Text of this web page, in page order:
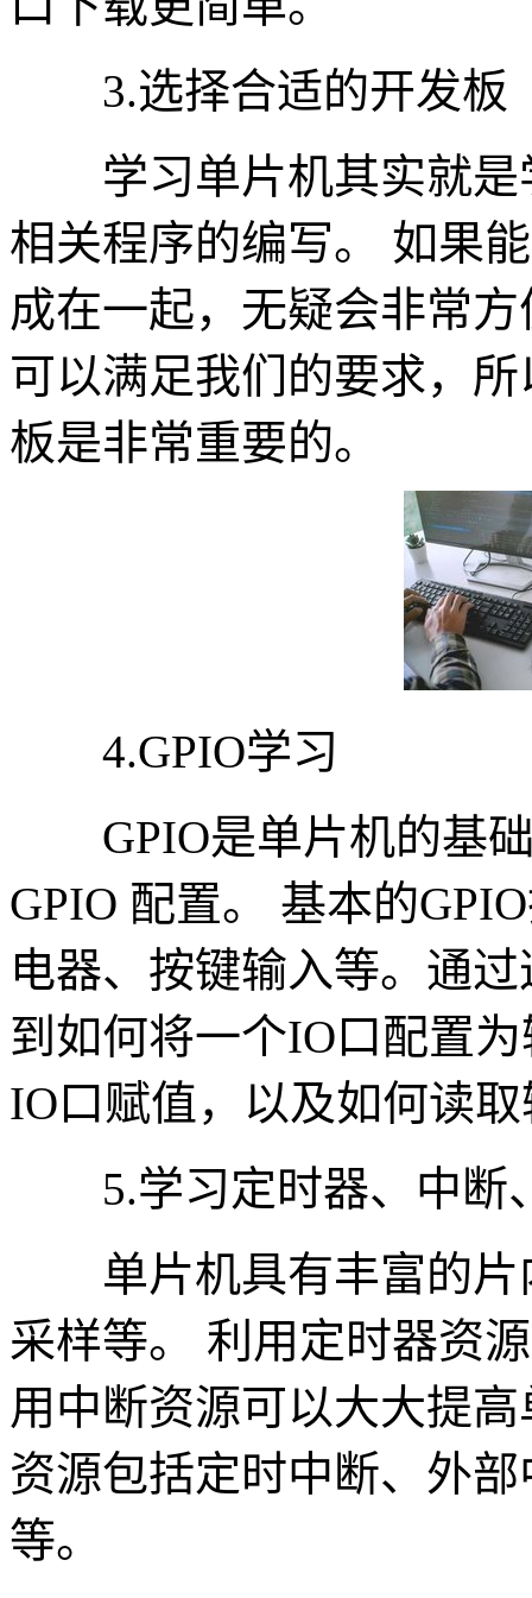
3.选择合适的开发板
学习单片机其实就是
相关程序的编写。 如果
成在一起，无疑会非常
可以满足我们的要求，
板是非常重要的。
4.GPIO学习
GPIO是单片机的基础
GPIO 配置。 基本的
电器、按键输入等。通
到如何将一个IO口配置
IO口赋值，以及如何读
5.学习定时器、中断
单片机具有丰富的片
采样等。 利用定时器资
用中断资源可以大大提
资源包括定时中断、外
等。